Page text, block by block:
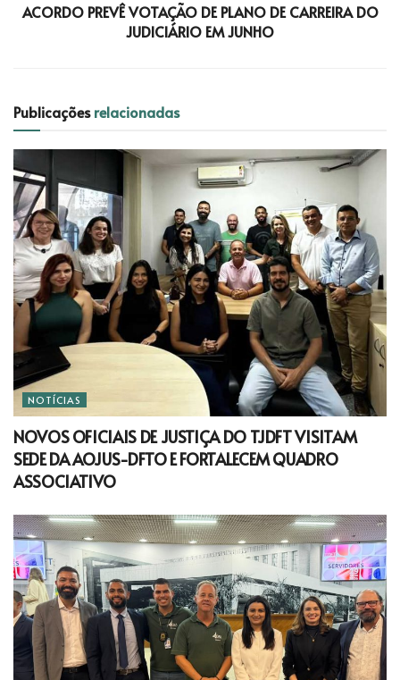
ACORDO PREVÊ VOTAÇÃO DE PLANO DE CARREIRA DO
JUDICIÁRIO EM JUNHO
Publicaçõesrelacionadas
NOTÍCIAS
NOVOS OFICIAIS DE JUSTIÇA DO TJDFT VISITAM
SEDE DA AOJUS-DFTO E FORTALECEM QUADRO
ASSOCIATIVO